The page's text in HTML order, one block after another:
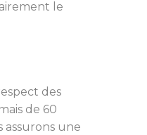
le
des
de 60
assurons une